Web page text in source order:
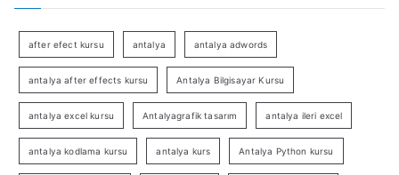
after efect kursu antalya antalya adwords
antalya after effects kursu Antalya Bilgisayar Kursu
antalya excel kursu Antalyagrafik tasarım antalya ileri excel
antalya kodlama kursu antalya kurs Antalya Python kursu